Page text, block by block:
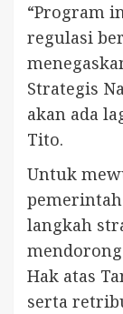
“Program
regulasi
Strategis
akan ada
Tito.
Untuk
langkah
mendorong
Hak atas
serta